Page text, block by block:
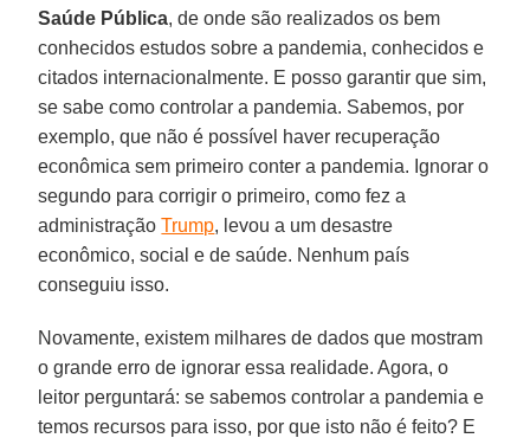
Saúde Pública, de onde são realizados os bem
conhecidos estudos sobre a pandemia, conhecidos e
citados internacionalmente. E posso garantir que sim,
se sabe como controlar a pandemia. Sabemos, por
exemplo, que não é possível haver recuperação
econômica sem primeiro conter a pandemia. Ignorar o
segundo para corrigir o primeiro, como fez a
administraçãoTrump, levou a um desastre
econômico, social e de saúde. Nenhum país
conseguiu isso.
Novamente, existem milhares de dados que mostram
o grande erro de ignorar essa realidade. Agora, o
leitor perguntará: se sabemos controlar a pandemia e
temos recursos para isso, por que isto não é feito? E